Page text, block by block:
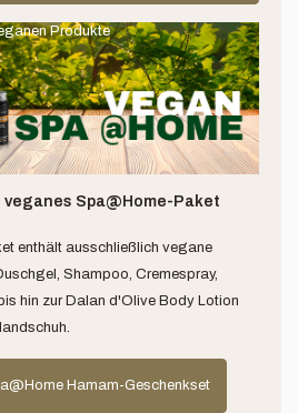
Produkte
Spa@Home-Paket
enthält ausschließlich vegane
Shampoo, Cremespray,
hin zur Dalan d'Olive Body Lotion
Hamam-Geschenkset